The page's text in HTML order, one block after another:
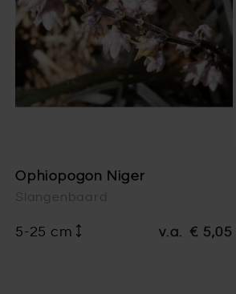
Ophiopogon Niger
Slangenbaard
5-25 cm v.a. € 5,05